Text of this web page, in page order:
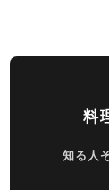
料
知る人